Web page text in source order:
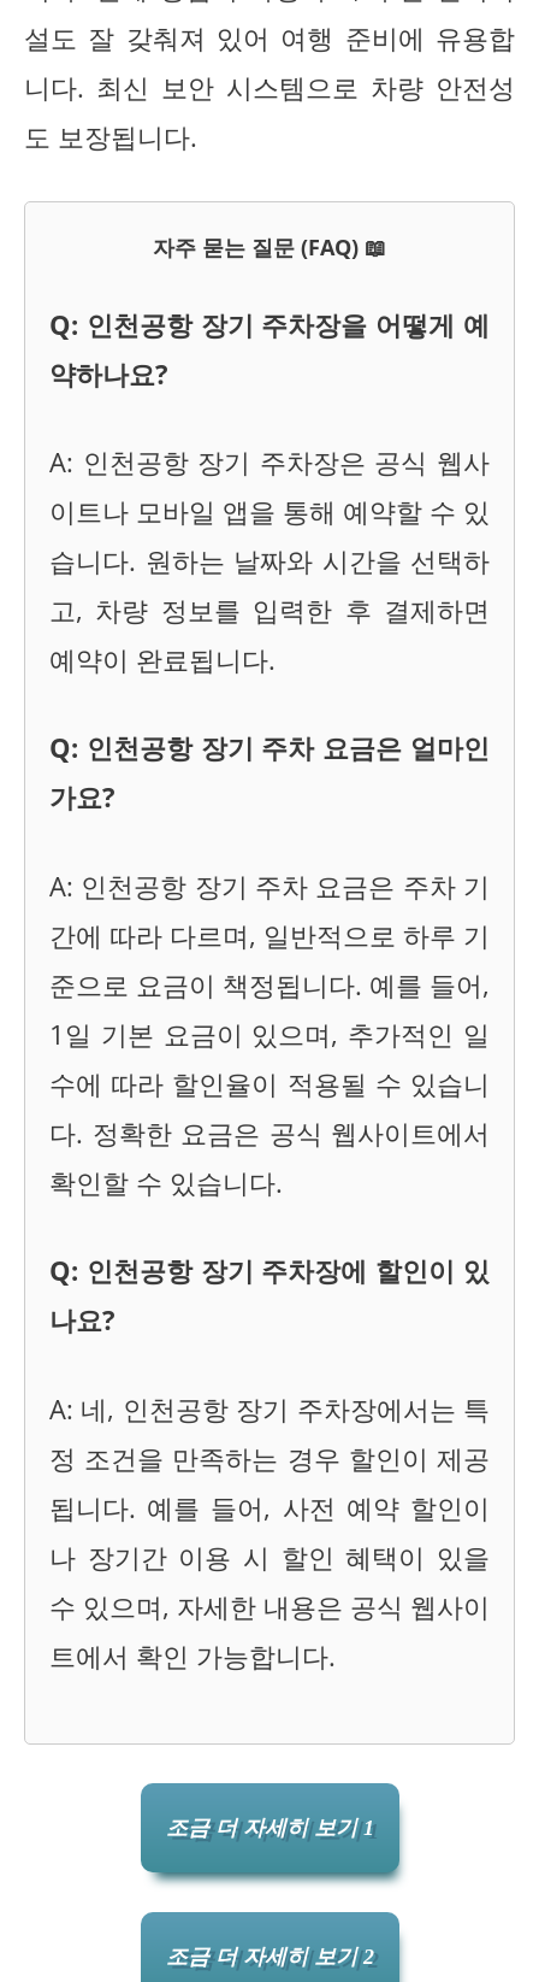
설도 잘 갖춰져 있어 여행 준비에 유용합
니다. 최신 보안 시스템으로 차량 안전성
도 보장됩니다.
자주 묻는 질문 (FAQ) 📖
Q: 인천공항 장기 주차장을 어떻게 예
약하나요?
A: 인천공항 장기 주차장은 공식 웹사
이트나 모바일 앱을 통해 예약할 수 있
습니다. 원하는 날짜와 시간을 선택하
고, 차량 정보를 입력한 후 결제하면
예약이 완료됩니다.
Q: 인천공항 장기 주차 요금은 얼마인
가요?
A: 인천공항 장기 주차 요금은 주차 기
간에 따라 다르며, 일반적으로 하루 기
준으로 요금이 책정됩니다. 예를 들어,
1일 기본 요금이 있으며, 추가적인 일
수에 따라 할인율이 적용될 수 있습니
다. 정확한 요금은 공식 웹사이트에서
확인할 수 있습니다.
Q: 인천공항 장기 주차장에 할인이 있
나요?
A: 네, 인천공항 장기 주차장에서는 특
정 조건을 만족하는 경우 할인이 제공
됩니다. 예를 들어, 사전 예약 할인이
나 장기간 이용 시 할인 혜택이 있을
수 있으며, 자세한 내용은 공식 웹사이
트에서 확인 가능합니다.
조금 더 자세히 보기 1
조금 더 자세히 보기 2